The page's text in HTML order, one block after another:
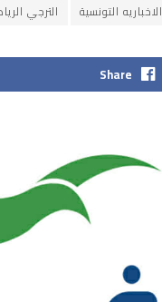
الاخباريه التونسية الترجي
Share